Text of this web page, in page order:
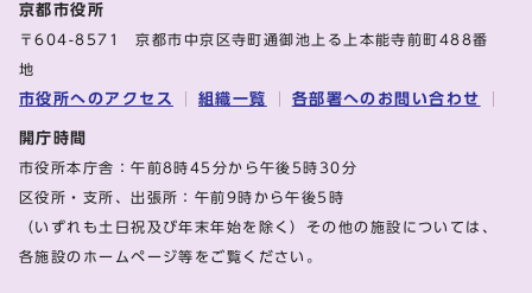
京都市役所
〒604-8571 京都市中京区寺町通御池上る上本能寺前町488番
地
市役所へのアクセス 組織一覧 各部署へのお問い合わせ
開庁時間
市役所本庁舎：午前8時45分から午後5時30分
区役所・支所、出張所：午前9時から午後5時
（いずれも土日祝及び年末年始を除く）その他の施設については、
各施設のホームページ等をご覧ください。